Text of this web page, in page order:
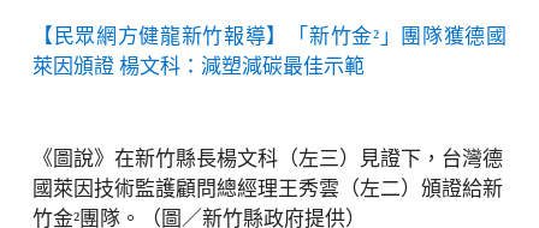
【民眾網方健龍新竹報導】「新竹金²」團隊獲德國
萊因頒證 楊文科：減塑減碳最佳示範
《圖說》在新竹縣長楊文科（左三）見證下，台灣德
國萊因技術監護顧問總經理王秀雲（左二）頒證給新
竹金²團隊。（圖／新竹縣政府提供）